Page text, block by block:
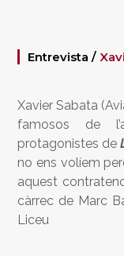
Entrevista /
Xavier Sabata
famosos de
protagonistes de
no ens volíem
aquest
càrrec de Marc
Liceu